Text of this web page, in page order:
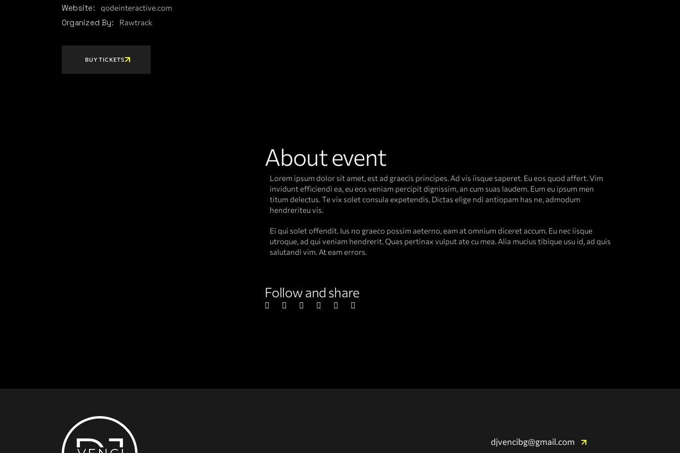
Website: qodeinteractive.com
Organized By: Rawtrack
BUY TICKETS
About event
Lorem ipsum dolor sit amet, est ad graecis principes. Ad vis iisque saperet. Eu eos quod affert. Vim
invidunt efficiendi ea, eu eos veniam percipit dignissim, an cum suas laudem. Eum eu ipsum men
titum delectus. Te vix solet consula expetendis. Dictas elige ndi antiopam has ne, admodum
hendreriteu vis.
Ei qui solet offendit. Ius no graeco possim aeterno, eam at omnium diceret accum. Eu nec iisque
utroque, ad qui veniam hendrerit. Quas pertinax vulput ate cu mea. Alia mucius tibique usu id, ad quis
salutandi vim. At eam errors.
Follow and share
djvencibg@gmail.com